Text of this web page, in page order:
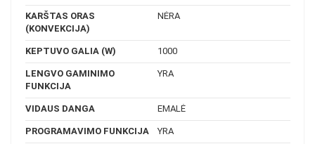
KARŠTAS ORAS
(KONVEKCIJA)
NĖRA
KEPTUVO GALIA (W) 1000
LENGVO GAMINIMO
FUNKCIJA
YRA
VIDAUS DANGA EMALĖ
PROGRAMAVIMO FUNKCIJA YRA